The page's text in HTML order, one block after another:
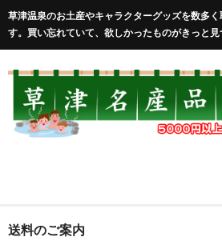
草津温泉のお土産やキャラクターグッズを数多く
す。買い忘れていて、欲しかったものがきっと見
HOME
送料のご案内